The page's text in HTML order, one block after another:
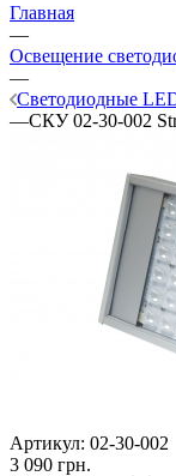
Главная
—
Освещение
—
Светодиодные
—СКУ 02-30-002
Артикул: 02-30-002
3 090 грн.